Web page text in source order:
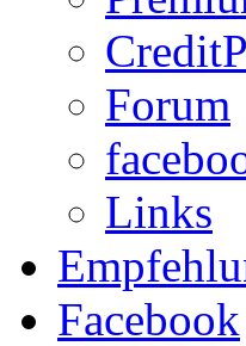
Forum
Links
Facebook